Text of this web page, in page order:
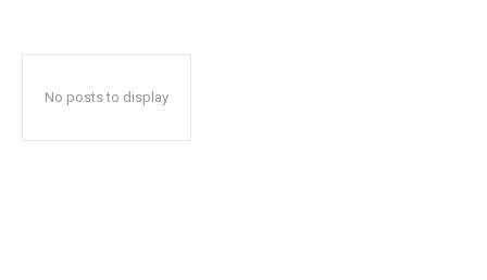
No posts to display